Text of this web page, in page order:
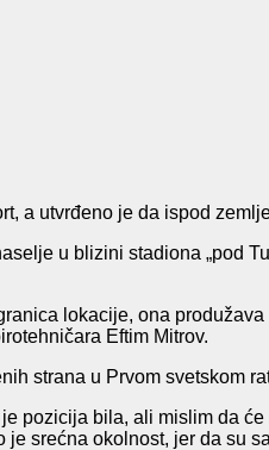
a utvrđeno je da ispod
u blizini stadiona „pod
lokacije, ona
Eftim Mitrov.
strana u Prvom svetskom
pozicija bila, ali mislim da će
srećna okolnost, jer da su